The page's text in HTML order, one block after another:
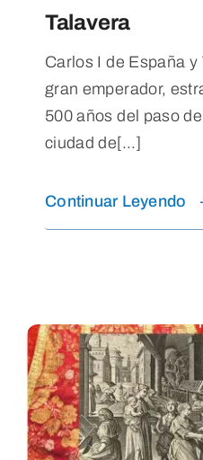
Talavera
Carlos I de España y
gran emperador,
500 años del paso
ciudad de[...]
Continuar Leyendo